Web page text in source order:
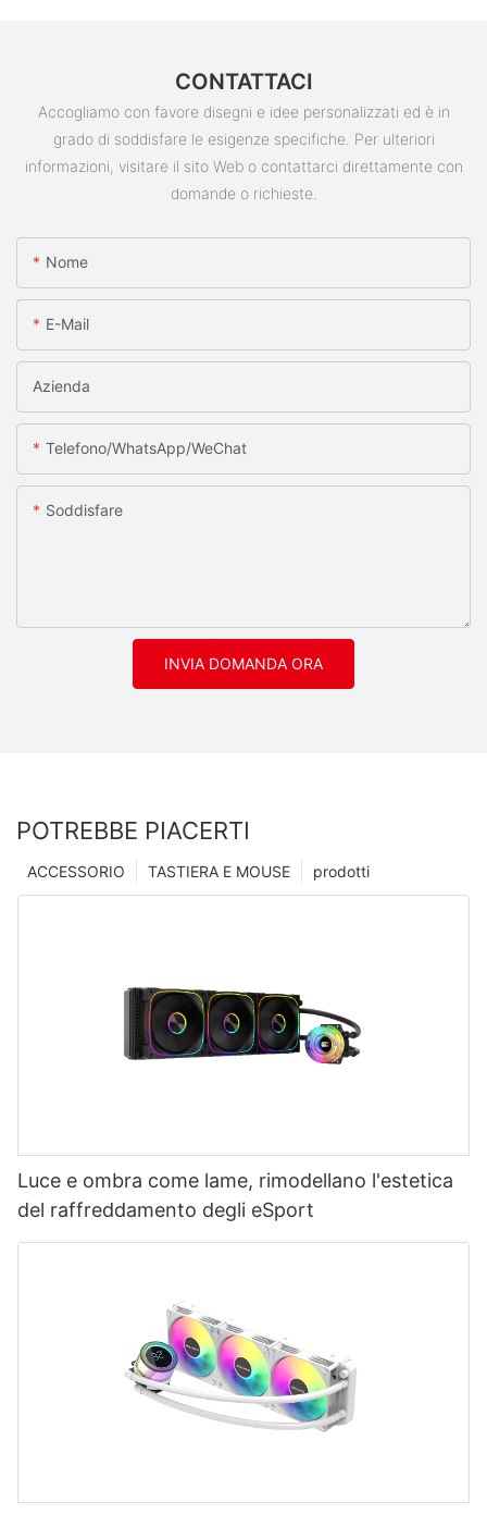
CONTATTACI
Accogliamo con favore disegni e idee personalizzati ed è in
grado di soddisfare le esigenze specifiche. Per ulteriori
informazioni, visitare il sito Web o contattarci direttamente con
domande o richieste.
Nome
E-Mail
Azienda
Telefono/WhatsApp/WeChat
Soddisfare
INVIA DOMANDA ORA
POTREBBE PIACERTI
prodotti
TASTIERA E MOUSE
ACCESSORIO
Luce e ombra come lame, rimodellano l'estetica
del raffreddamento degli eSport